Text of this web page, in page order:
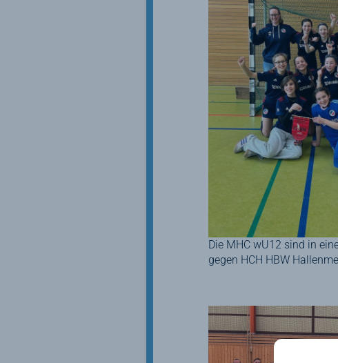
Die MHC wU12 sind in
gegen HCH HBW